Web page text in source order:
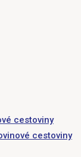
cestoviny
cestoviny